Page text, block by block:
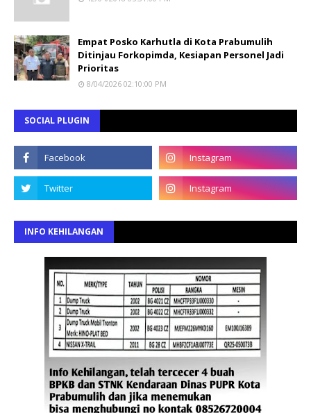
Empat Posko Karhutla di Kota Prabumulih
Ditinjau Forkopimda, Kesiapan Personel Jadi
Prioritas
8/04/2026 02:10:00 PM
SOCIAL PLUGIN
INFO KEHILANGAN